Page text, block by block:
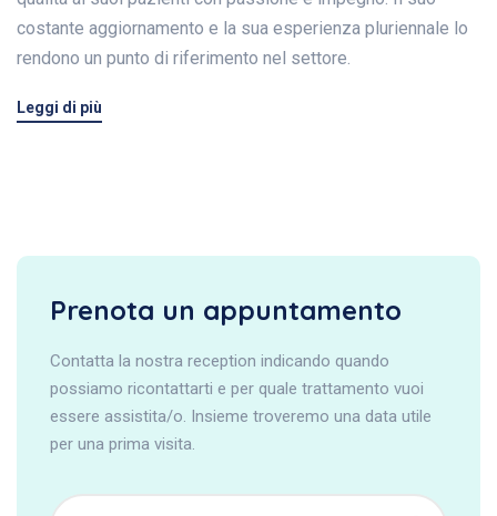
costante aggiornamento e la sua esperienza pluriennale lo
rendono un punto di riferimento nel settore.
Leggi di più
Prenota un appuntamento
Contatta la nostra reception indicando quando
possiamo ricontattarti e per quale trattamento vuoi
essere assistita/o. Insieme troveremo una data utile
per una prima visita.